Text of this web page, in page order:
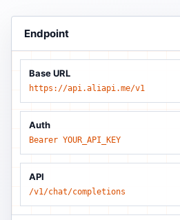
Endpoint
Base URL
https://api.aliapi.me/v1
Auth
Bearer YOUR_API_KEY
API
/v1/chat/completions